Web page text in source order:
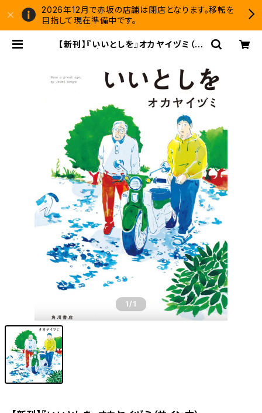
2026年12月で赤坂の店舗は閉店となります。移転を
目指して現在準備中です。
【新刊】『いいとしを』オカヤイヅミ（サ
1 /1